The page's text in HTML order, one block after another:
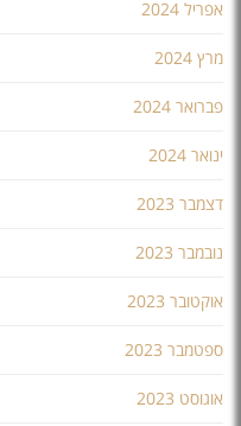
אפריל 2024
מרץ 2024
פברואר 2024
ינואר 2024
דצמבר 2023
נובמבר 2023
אוקטובר 2023
ספטמבר 2023
אוגוסט 2023